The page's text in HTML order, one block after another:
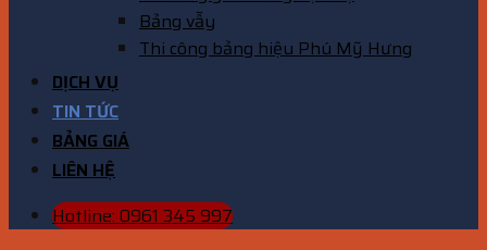
Bảng vẫy
Thi công bảng hiệu Phú Mỹ Hưng
DỊCH VỤ
TIN TỨC
BẢNG GIÁ
LIÊN HỆ
Hotline: 0961 345 997